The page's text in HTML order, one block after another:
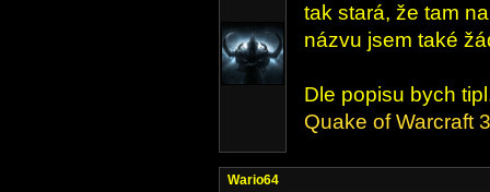
tak stará, že tam
názvu jsem také
Dle popisu bych
Quake of Warcraft
Wario64